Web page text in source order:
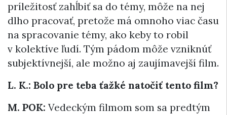
príležitosť zahĺbiť sa do témy, môže na nej
dlho pracovať, pretože má omnoho viac času
na spracovanie témy, ako keby to robil
v kolektíve ľudí. Tým pádom môže vzniknúť
subjektívnejší, ale možno aj zaujímavejší film.
L. K.: Bolo pre teba ťažké natočiť tento film?
M. POK: Vedeckým filmom som sa predtým